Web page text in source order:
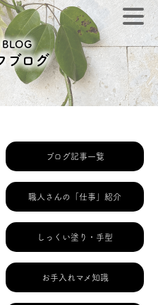
BLOG
ブログ
ブログ記事一覧
職人さんの「仕事」紹介
しっくい塗り・手型
お手入れマメ知識